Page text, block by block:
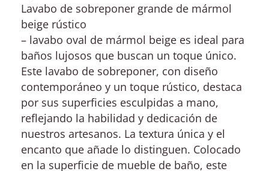
Lavabo de sobreponer grande de mármol
beige rústico
– lavabo oval de mármol beige es ideal para
baños lujosos que buscan un toque único.
Este lavabo de sobreponer, con diseño
contemporáneo y un toque rústico, destaca
por sus superficies esculpidas a mano,
reflejando la habilidad y dedicación de
nuestros artesanos. La textura única y el
encanto que añade lo distinguen. Colocado
en la superficie de mueble de baño, este